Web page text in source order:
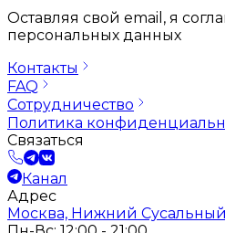
Оставляя свой email, я
персональных данных
Контакты
FAQ
Сотрудничество
Политика
Связаться
Канал
Адрес
Москва, Нижний Сусальный